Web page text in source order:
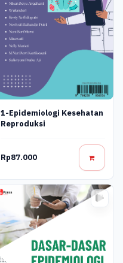
1-Epidemiologi Kesehatan
Reproduksi
Rp87.000